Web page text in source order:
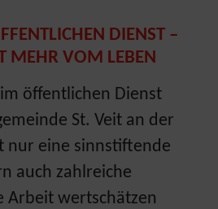
DIENST –
MEHR VOM LEBEN
öffentlichen Dienst
St. Veit an der
nur eine sinnstiftende
auch zahlreiche
Arbeit wertschätzen